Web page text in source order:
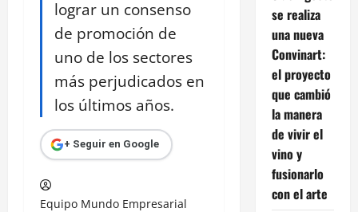
lograr un consenso
de promoción de
uno de los sectores
más perjudicados en
los últimos años.
+ Seguir en Google
Equipo Mundo Empresarial
se realiza
una nueva
Convinart:
el proyecto
que cambió
la manera
de vivir el
vino y
fusionarlo
con el arte